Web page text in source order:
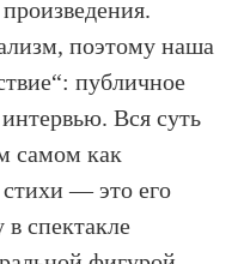
произведения.
поэтому наша
публичное
Вся суть
самом как
стихи — это его
спектакле